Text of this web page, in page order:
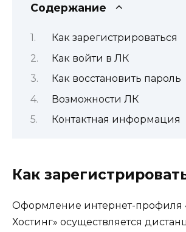
Содержание
Как зарегистрироваться
Как войти в ЛК
Как восстановить пароль
Возможности ЛК
Контактная информация
Как
Оформление интернет-профиля
Хостинг» осуществляется